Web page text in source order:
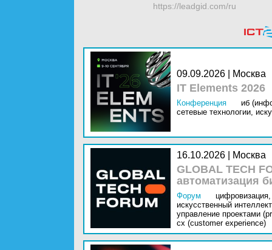
https://leadgid.com/ru
09.09.2026 | Москва
IT Elements 2026
Конференция
иб
сетевые технологии,
16.10.2026 | Москва
GLOBAL TECH
автоматизация
Форум
цифровизация,
искусственный
управление проектами
cx (customer experience)